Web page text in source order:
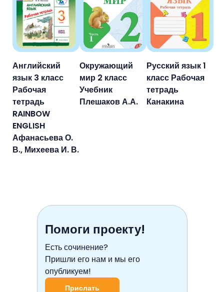
Английский
язык 3 класс
Рабочая
тетрадь
RAINBOW
ENGLISH
Афанасьева О.
В., Михеева И. В.
Окружающий
мир 2 класс
Учебник
Плешаков А.А.
Русский язык 1
класс Рабочая
тетрадь
Канакина
Помоги проекту!
Есть сочинение?
Пришли его нам и мы его
опубликуем!
Прислать